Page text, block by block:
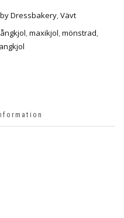
Dressbakery Vävt
,maxikjol,mönstrad,